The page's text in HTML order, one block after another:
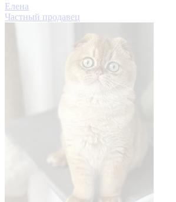
Елена
Частный продавец